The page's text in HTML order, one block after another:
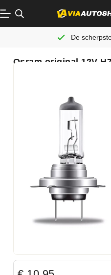
De
Osram original 12V